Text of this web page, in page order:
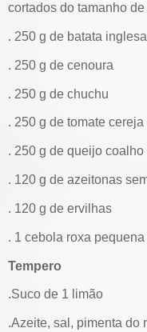
cortados do tamanho
. 250 g de batata inglesa
. 250 g de cenoura
. 250 g de chuchu
. 250 g de tomate
. 250 g de queijo coalho
. 120 g de azeitonas
. 120 g de ervilhas
. 1 cebola roxa
Tempero
.Suco de 1 limão
.Azeite, sal, pimenta do